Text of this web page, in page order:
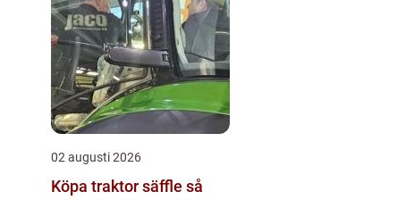
02 augusti 2026
Köpa traktor säffle så